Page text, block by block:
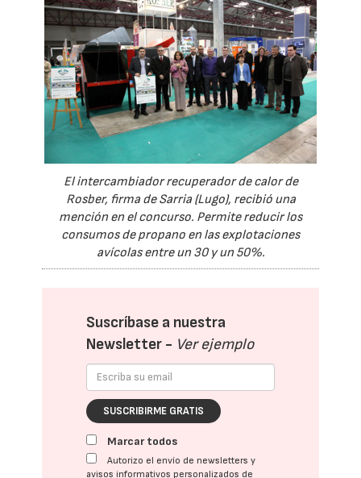
El intercambiador recuperador de calor de
Rosber, firma de Sarria (Lugo), recibió una
mención en el concurso. Permite reducir los
consumos de propano en las explotaciones
avícolas entre un 30 y un 50%.
Suscríbase a nuestra
Newsletter - Ver ejemplo
SUSCRIBIRME GRATIS
Marcar todos
Autorizo el envío de newsletters y
avisos informativos personalizados de